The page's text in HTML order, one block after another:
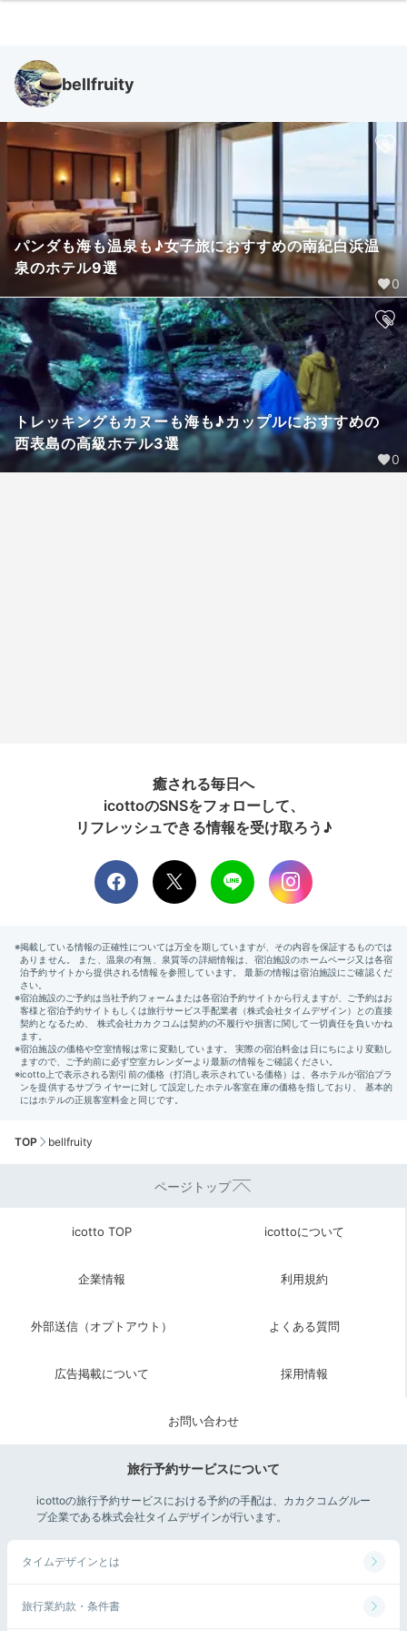
bellfruity
パンダも海も温泉も♪女子旅におすすめの南紀白浜温
泉のホテル9選
0
トレッキングもカヌーも海も♪カップルにおすすめの
西表島の高級ホテル3選
0
癒される毎日へ
icottoのSNSをフォローして、
リフレッシュできる情報を受け取ろう♪
TOP bellfruity
ページトップ
icotto TOP icottoについて
企業情報 利用規約
外部送信（オプトアウト） よくある質問
広告掲載について 採用情報
お問い合わせ
旅行予約サービスについて
icottoの旅行予約サービスにおける予約の手配は、カカクコムグルー
プ企業である株式会社タイムデザインが行います。
タイムデザインとは
旅行業約款・条件書